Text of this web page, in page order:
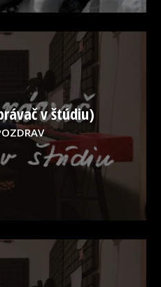
v štúdiu)